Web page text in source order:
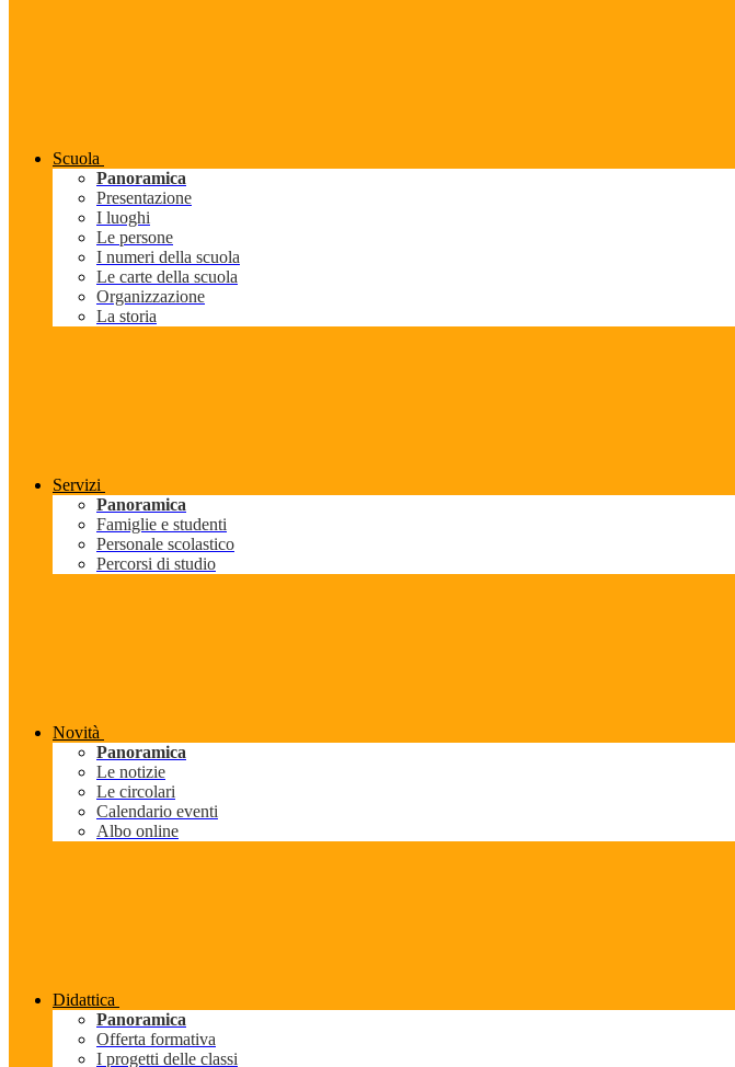
Scuola
Panoramica
Presentazione
I luoghi
Le persone
I numeri della scuola
Le carte della scuola
Organizzazione
La storia
Servizi
Panoramica
Famiglie e studenti
Personale scolastico
Percorsi di studio
Novità
Panoramica
Le notizie
Le circolari
Calendario eventi
Albo online
Didattica
Panoramica
Offerta formativa
I progetti delle classi